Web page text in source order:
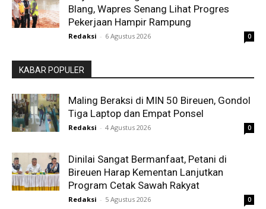
Blang, Wapres Senang Lihat Progres
Pekerjaan Hampir Rampung
Redaksi - 6 Agustus 2026 0
KABAR POPULER
Maling Beraksi di MIN 50 Bireuen, Gondol
Tiga Laptop dan Empat Ponsel
Redaksi - 4 Agustus 2026 0
Dinilai Sangat Bermanfaat, Petani di
Bireuen Harap Kementan Lanjutkan
Program Cetak Sawah Rakyat
Redaksi - 5 Agustus 2026 0